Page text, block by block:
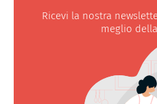
Ricevi la nostra
meglio